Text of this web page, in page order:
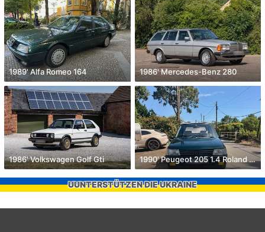
1989' Alfa Romeo 164 1986' Mercedes-Benz 280
1986' Volkswagen Golf Gti 1990' Peugeot 205 1.4 Roland Garros
UUNTERSTÜTZEN DIE UKRAINE